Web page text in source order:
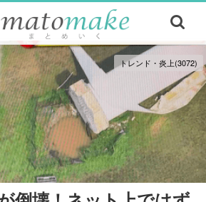
トレンド・炎上(3072)